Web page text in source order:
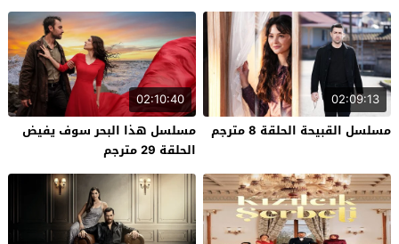
02:09:13
مسلسل القبيحة الحلقة 8 مترجم
02:10:40
مسلسل هذا البحر سوف يفيض
الحلقة 29 مترجم